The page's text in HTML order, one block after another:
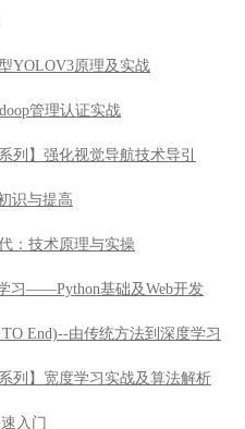
：技术原理与实操
习——Python基础及Web开发
End)--由传统方法到深度学习
列】宽度学习实战及算法解析
入门
工具之Burp Suite使用精讲
习——Python自动化测试
础服务进阶实战
战